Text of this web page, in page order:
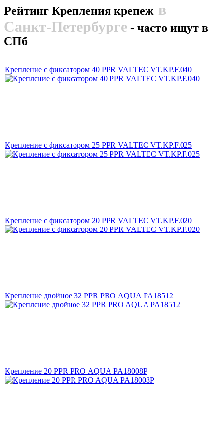
Рейтинг Крепления крепеж в
Санкт-Петербурге - часто ищут в
СПб
Крепление с фиксатором 40 PPR VALTEC VT.KP.F.040
Крепление с фиксатором 25 PPR VALTEC VT.KP.F.025
Крепление с фиксатором 20 PPR VALTEC VT.KP.F.020
Крепление двойное 32 PPR PRO AQUA PA18512
Крепление 20 PPR PRO AQUA PA18008P